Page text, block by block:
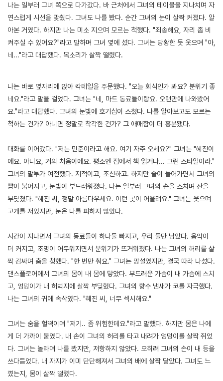
나는 일부러 그녀 쪽으로 다가갔다. 바 근처에서 그녀의 테이블을 지나치며 자
연스럽게 시선을 맞췄다. 그녀도 나를 봤다. 순간 그녀의 눈이 살짝 커졌다. 알
아본 거였다. 하지만 나는 미소 지으며 모르는 척했다. "죄송해요, 자리 좀 비
켜주실 수 있어요?"라고 말하며 그녀 옆에 섰다. 그녀는 당황한 듯 웃으며 "아,
네..."라고 대답했다. 목소리가 살짝 떨렸다.
나는 바로 옆자리에 앉아 칵테일을 주문했다. "오늘 회식인가 봐요? 분위기 좋
네요."라고 말을 걸었다. 그녀는 "네, 마트 동료들이랑요. 오랜만에 나와봤어
요."라고 대답했다. 그녀의 눈빛에 호기심이 스쳤다. 나를 알아보고도 모르는
척하는 건가? 아니면 정말로 착각한 건가? 그 애매함이 더 흥분됐다.
대화를 이어갔다. "저는 민준이라고 해요. 여기 자주 오세요?" 그녀는 "혜진이
에요. 아니요, 거의 처음이에요. 평소엔 집에서 책 읽거나... 그런 스타일이라."
그녀의 말투가 여전했다. 지적이고, 조신하고. 하지만 술이 들어가면서 그녀의
뺨이 붉어지고, 눈빛이 부드러워졌다. 나는 일부러 그녀의 손을 스치며 잔을
부딪쳤다. "혜진 씨, 정말 아름다우세요. 이런 곳이 어울려요." 그녀는 웃으며
고개를 저었지만, 눈은 나를 피하지 않았다.
시간이 지나면서 그녀의 동료들이 하나둘 빠지고, 우리 둘만 남았다. 음악이
더 커지고, 조명이 어두워지면서 분위기가 뜨거워졌다. 나는 그녀의 허리를 살
짝 감싸며 춤을 청했다. "한 번만 춰요." 그녀는 망설였지만, 결국 따라 나섰다.
댄스플로어에서 그녀의 몸이 내 몸에 닿았다. 부드러운 가슴이 내 가슴에 스치
고, 엉덩이가 내 허벅지에 살짝 부딪혔다. 그녀의 향수 냄새가 코를 자극했다.
나는 그녀의 귀에 속삭였다. "혜진 씨, 너무 섹시해요."
그녀는 숨을 헐떡이며 "저기.. 좀 위험한데요."라고 말했다. 하지만 몸은 나에
게 더 가까이 붙였다. 내 손이 그녀의 허리를 타고 내려가 엉덩이를 살짝 쥐었
다. 그녀는 놀라며 나를 봤지만, 저항하지 않았다. 오히려 그녀의 손이 내 등을
쓰다듬었다. 내 자지가 이미 단단해져서 그녀의 배에 살짝 닿았다. 그녀도 느
꼈는지, 몸이 살짝 떨렸다.